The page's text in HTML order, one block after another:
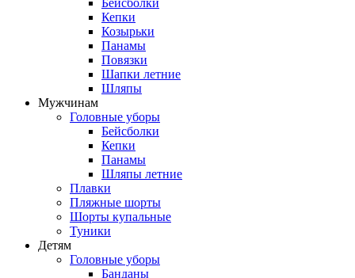
Бейсболки
Кепки
Козырьки
Панамы
Повязки
Шапки летние
Шляпы
Мужчинам
Головные уборы
Бейсболки
Кепки
Панамы
Шляпы летние
Плавки
Пляжные шорты
Шорты купальные
Туники
Детям
Головные уборы
Банданы